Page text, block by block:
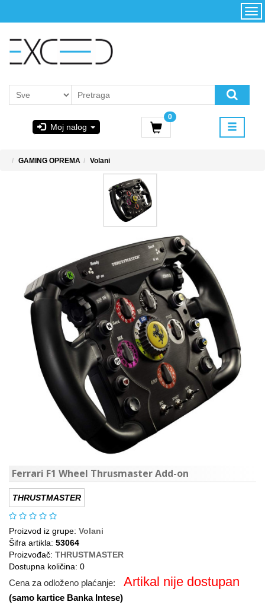
Moj nalog
0
Početna
korišćenja i
GAMING OPREMA Volani
Ferrari F1 Wheel Thrusmaster Add-on
THRUSTMASTER
Proizvod iz grupe: Volani
Šifra artikla: 53064
Proizvođač: THRUSTMASTER
Dostupna količina: 0
Cena za odloženo plaćanje: Artikal nije dostupan
(samo kartice Banka Intese)